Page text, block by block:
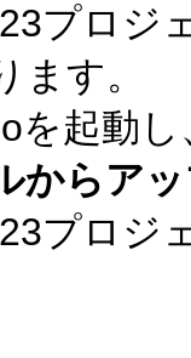
プロ
ます。
を起動
からア
プロ